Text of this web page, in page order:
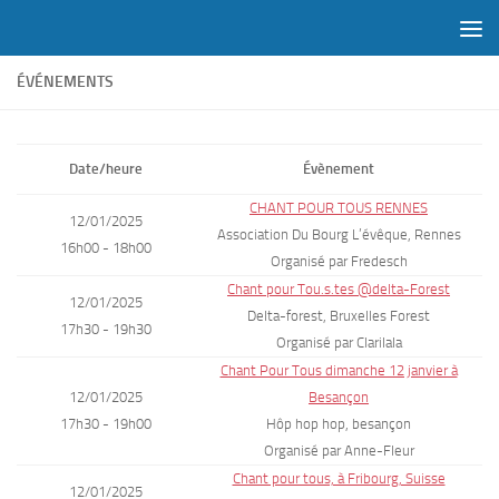
ÉVÉNEMENTS
Date/heure Évènement
12/01/2025
16h00 - 18h00
CHANT POUR TOUS RENNES
Association Du Bourg L’évêque, Rennes
Organisé par Fredesch
12/01/2025
17h30 - 19h30
Chant pour Tou.s.tes @delta-Forest
Delta-forest, Bruxelles Forest
Organisé par Clarilala
12/01/2025
17h30 - 19h00
Chant Pour Tous dimanche 12 janvier à
Besançon
Hôp hop hop, besançon
Organisé par Anne-Fleur
12/01/2025
Chant pour tous, à Fribourg, Suisse